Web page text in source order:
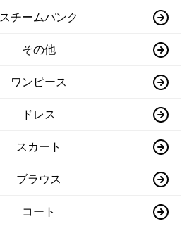
スチームパンク
その他
ワンピース
ドレス
スカート
ブラウス
コート